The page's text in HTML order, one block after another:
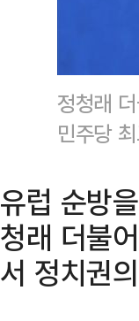
정청래
민주당
유럽 순방
청래 더불
서 정치권